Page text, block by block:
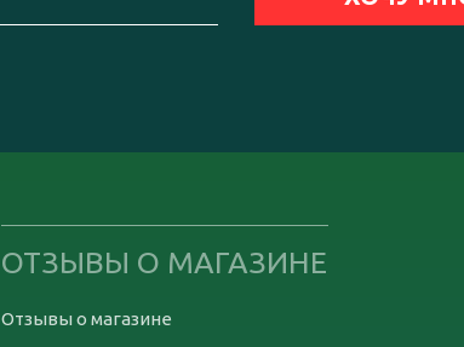
ОТЗЫВЫ О МАГАЗИНЕ
Отзывы о магазине